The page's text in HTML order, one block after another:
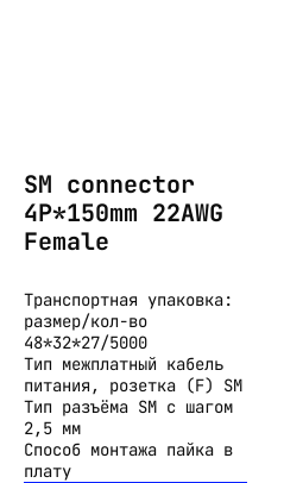
SM connector
4P*150mm 22AWG
Female
Транспортная упаковка:
размер/кол-во
48*32*27/5000
Тип межплатный кабель
питания, розетка (F) SM
Тип разъёма SM с шагом
2,5 мм
Способ монтажа пайка в
плату